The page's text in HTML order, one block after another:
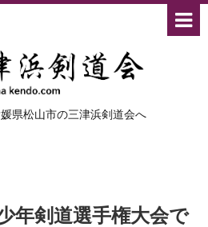
県松山市の三津浜剣道会へ
年剣道選手権大会で